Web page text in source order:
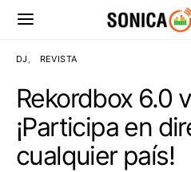
DJ REVISTA
Rekordbox 6.0
¡Participa en
cualquier país!